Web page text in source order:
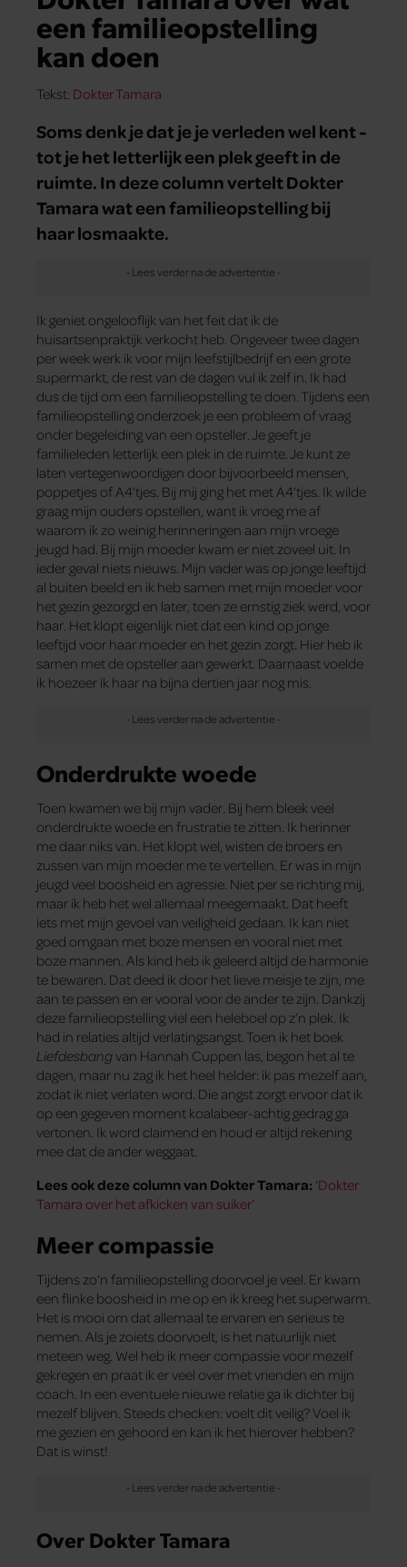
een familieopstelling
kan doen
Tekst: Dokter Tamara
Soms denk je dat je je verleden wel kent -
tot je het letterlijk een plek geeft in de
ruimte. In deze column vertelt Dokter
Tamara wat een familieopstelling bij
haar losmaakte.
Ik geniet ongelooflijk van het feit dat ik de
huisartsenpraktijk verkocht heb. Ongeveer twee dagen
per week werk ik voor mijn leefstijlbedrijf en een grote
supermarkt, de rest van de dagen vul ik zelf in. Ik had
dus de tijd om een familieopstelling te doen. Tijdens een
familieopstelling onderzoek je een probleem of vraag
onder begeleiding van een opsteller. Je geeft je
familieleden letterlijk een plek in de ruimte. Je kunt ze
laten vertegenwoordigen door bijvoorbeeld mensen,
poppetjes of A4’tjes. Bij mij ging het met A4’tjes. Ik wilde
graag mijn ouders opstellen, want ik vroeg me af
waarom ik zo weinig herinneringen aan mijn vroege
jeugd had. Bij mijn moeder kwam er niet zoveel uit. In
ieder geval niets nieuws. Mijn vader was op jonge leeftijd
al buiten beeld en ik heb samen met mijn moeder voor
het gezin gezorgd en later, toen ze ernstig ziek werd, voor
haar. Het klopt eigenlijk niet dat een kind op jonge
leeftijd voor haar moeder en het gezin zorgt. Hier heb ik
samen met de opsteller aan gewerkt. Daarnaast voelde
ik hoezeer ik haar na bijna dertien jaar nog mis.
Onderdrukte woede
Toen kwamen we bij mijn vader. Bij hem bleek veel
onderdrukte woede en frustratie te zitten. Ik herinner
me daar niks van. Het klopt wel, wisten de broers en
zussen van mijn moeder me te vertellen. Er was in mijn
jeugd veel boosheid en agressie. Niet per se richting mij,
maar ik heb het wel allemaal meegemaakt. Dat heeft
iets met mijn gevoel van veiligheid gedaan. Ik kan niet
goed omgaan met boze mensen en vooral niet met
boze mannen. Als kind heb ik geleerd altijd de harmonie
te bewaren. Dat deed ik door het lieve meisje te zijn, me
aan te passen en er vooral voor de ander te zijn. Dankzij
deze familieopstelling viel een heleboel op z’n plek. Ik
had in relaties altijd verlatingsangst. Toen ik het boek
Liefdesbangvan Hannah Cuppen las, begon het al te
dagen, maar nu zag ik het heel helder: ik pas mezelf aan,
zodat ik niet verlaten word. Die angst zorgt ervoor dat ik
op een gegeven moment koalabeer-achtig gedrag ga
vertonen. Ik word claimend en houd er altijd rekening
mee dat de ander weggaat.
Lees ook deze column van Dokter Tamara: ‘Dokter
Tamara over het afkicken van suiker’
Meer compassie
Tijdens zo’n familieopstelling doorvoel je veel. Er kwam
een flinke boosheid in me op en ik kreeg het superwarm.
Het is mooi om dat allemaal te ervaren en serieus te
nemen. Als je zoiets doorvoelt, is het natuurlijk niet
meteen weg. Wel heb ik meer compassie voor mezelf
gekregen en praat ik er veel over met vrienden en mijn
coach. In een eventuele nieuwe relatie ga ik dichter bij
mezelf blijven. Steeds checken: voelt dit veilig? Voel ik
me gezien en gehoord en kan ik het hierover hebben?
Dat is winst!
Over Dokter Tamara